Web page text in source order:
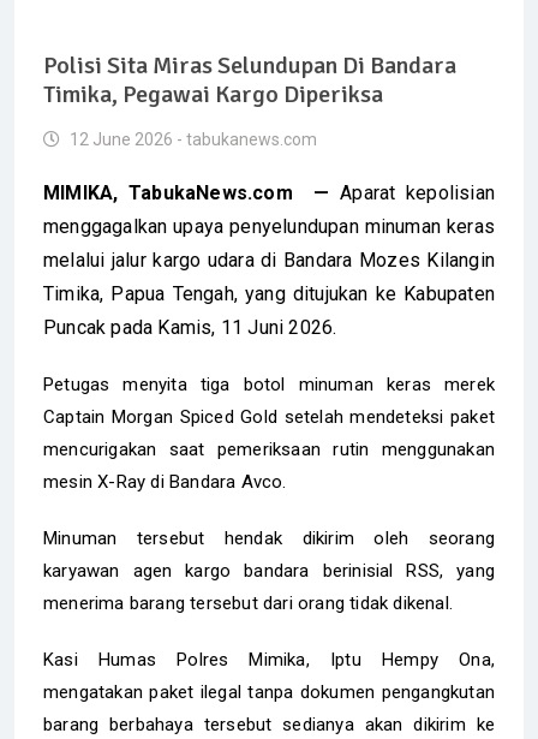
Polisi Sita Miras Selundupan Di Bandara
Timika, Pegawai Kargo Diperiksa
12 June 2026 - tabukanews.com
MIMIKA, TabukaNews.com —Aparat kepolisian
menggagalkan upaya penyelundupan minuman keras
melalui jalur kargo udara di Bandara Mozes Kilangin
Timika, Papua Tengah, yang ditujukan ke Kabupaten
Puncak pada Kamis, 11 Juni 2026.
Petugas menyita tiga botol minuman keras merek
Captain Morgan Spiced Gold setelah mendeteksi paket
mencurigakan saat pemeriksaan rutin menggunakan
mesin X-Ray di Bandara Avco.
Minuman tersebut hendak dikirim oleh seorang
karyawan agen kargo bandara berinisial RSS, yang
menerima barang tersebut dari orang tidak dikenal.
Kasi Humas Polres Mimika, Iptu Hempy Ona,
mengatakan paket ilegal tanpa dokumen pengangkutan
barang berbahaya tersebut sedianya akan dikirim ke